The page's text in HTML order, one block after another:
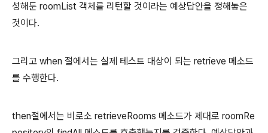
성해둔 roomList 객체를 리턴할 것이라는 예상답안을 정해놓은
것이다.
그리고 when 절에서는 실제 테스트 대상이 되는 retrieve 메소드
를 수행한다.
then절에서는 비로소 retrieveRooms 메소드가 제대로 roomRe